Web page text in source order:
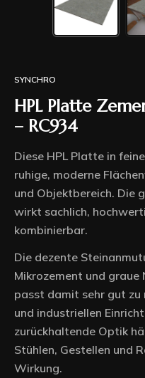
SYNCHRO
HPL Platte
– RC934
Diese HPL Platte in
ruhige, moderne
und Objektbereich. Die
wirkt sachlich,
kombinierbar.
Die dezente
Mikrozement und
passt damit sehr gut zu
und industriellen
zurückhaltende Optik
Stühlen, Gestellen und
Wirkung.